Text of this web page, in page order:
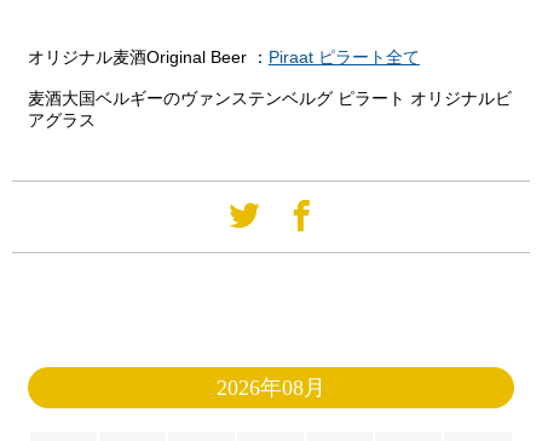
オリジナル麦酒Original Beer ： Piraat ピラート全て
麦酒大国ベルギーのヴァンステンベルグ ピラート オリジナルビ
アグラス
2026年08月